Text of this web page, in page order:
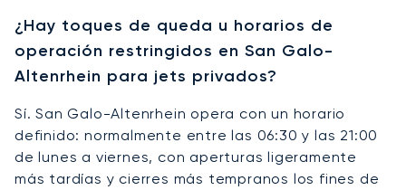
¿Hay toques de queda u horarios de
operación restringidos en San Galo-
Altenrhein para jets privados?
Sí. San Galo-Altenrhein opera con un horario
definido: normalmente entre las 06:30 y las 21:00
de lunes a viernes, con aperturas ligeramente
más tardías y cierres más tempranos los fines de